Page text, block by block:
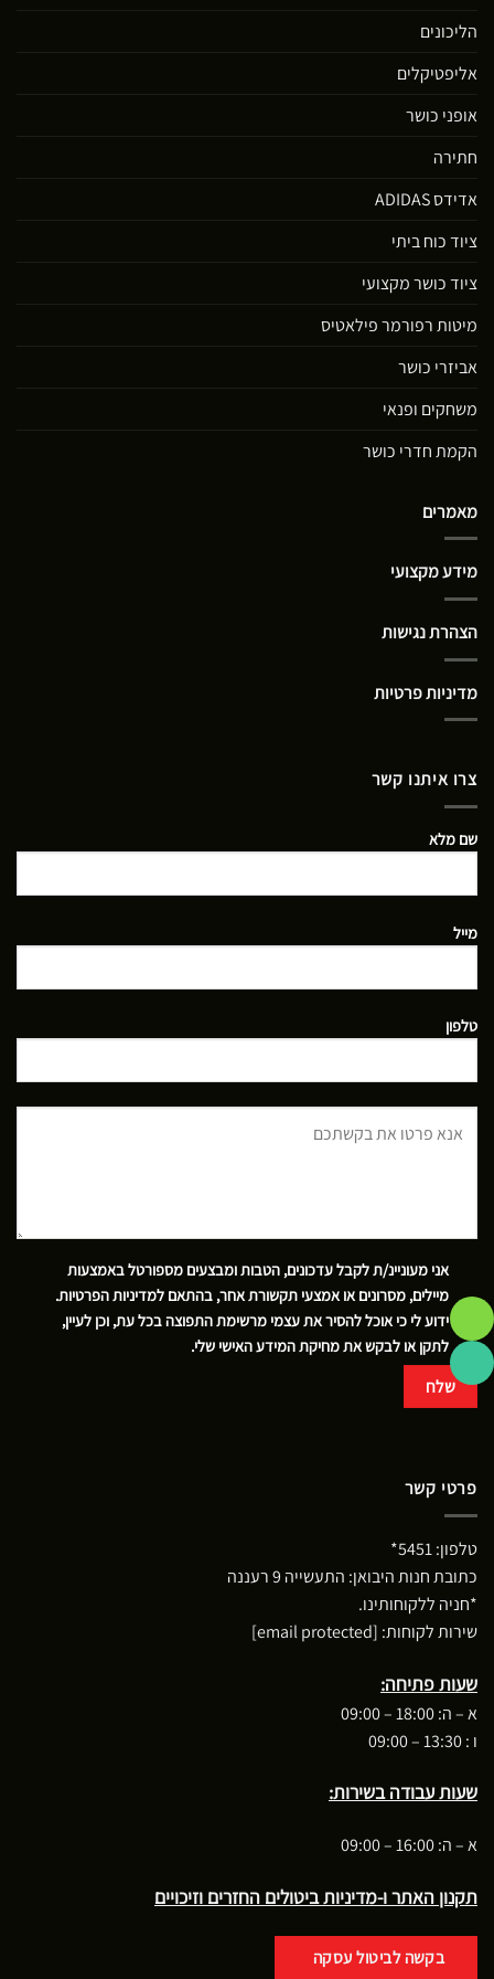
הליכונים
אליפטיקלים
אופני כושר
חתירה
אדידס ADIDAS
ציוד כוח ביתי
ציוד כושר מקצועי
מיטות רפורמר פילאטיס
אביזרי כושר
משחקים ופנאי
הקמת חדרי כושר
מאמרים
מידע מקצועי
הצהרת נגישות
מדיניות פרטיות
צרו איתנו קשר
שם מלא
מייל
טלפון
אני מעוניינ/ת לקבל עדכונים, הטבות ומבצעים מספורטל באמצעות
מיילים, מסרונים או אמצעי תקשורת אחר, בהתאם למדיניות הפרטיות.
ידוע לי כי אוכל להסיר את עצמי מרשימת התפוצה בכל עת, וכן לעיין,
לתקן או לבקש את מחיקת המידע האישי שלי.
פרטי קשר
טלפון:5451*
כתובת חנות היבואן: התעשייה 9 רעננה
*חניה ללקוחותינו.
שירות לקוחות: [email protected]
שעות פתיחה:
א – ה: 18:00 – 09:00
ו : 13:30 – 09:00
שעות עבודה בשירות:
א – ה: 16:00 – 09:00
תקנון האתר ו-מדיניות ביטולים החזרים וזיכויים
בקשה לביטול עסקה